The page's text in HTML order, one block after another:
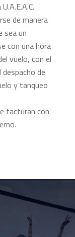
de manera
sea un
con una hora
vuelo, con el
de
y tanqueo
facturan con